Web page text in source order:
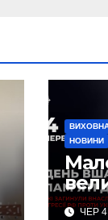
НОВИНИ
ЧЕР